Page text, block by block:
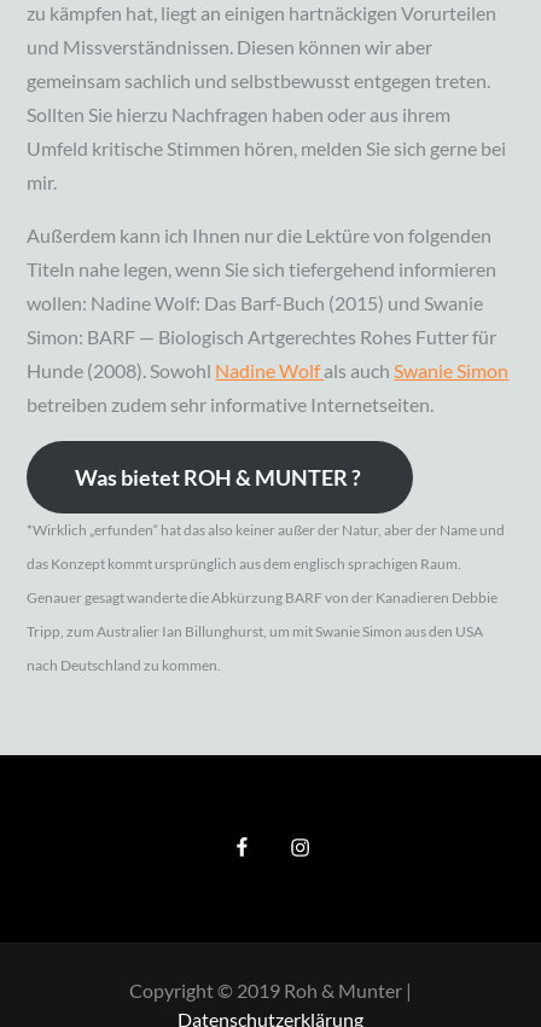
zu kämpfen hat, liegt an einigen hartnäckigen Vorurteilen
und Missverständnissen. Diesen können wir aber
gemeinsam sachlich und selbstbewusst entgegen treten.
Sollten Sie hierzu Nachfragen haben oder aus ihrem
Umfeld kritische Stimmen hören, melden Sie sich gerne bei
mir.
Außerdem kann ich Ihnen nur die Lektüre von folgenden
Titeln nahe legen, wenn Sie sich tiefergehend informieren
wollen: Nadine Wolf: Das Barf-Buch (2015) und Swanie
Simon: BARF — Biologisch Artgerechtes Rohes Futter für
Hunde (2008). Sowohl Nadine Wolfals auchSwanie Simon
betreiben zudem sehr informative Internetseiten.
WasbietetROH & MUNTER ?
*Wirklich „erfunden“ hat das also keiner außer der Natur, aber der Name und
das Konzept kommt ursprünglich aus dem englisch sprachigen Raum.
Genauer gesagt wanderte die Abkürzung BARF von der Kanadieren Debbie
Tripp, zum Australier Ian Billunghurst, um mit Swanie Simon aus den USA
nach Deutschland zu kommen.
Copyright © 2019 Roh & Munter |
Datenschutzerklärung